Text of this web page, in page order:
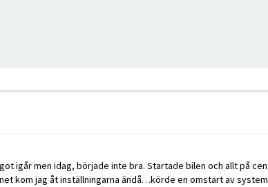
igår men idag, började inte bra. Startade bilen och allt på
kom jag åt inställningarna ändå…körde en omstart av